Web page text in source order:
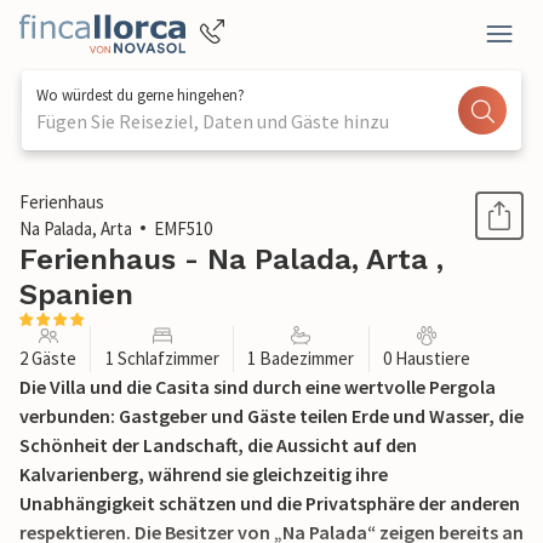
Wo würdest du gerne hingehen?
Fügen Sie Reiseziel, Daten und Gäste hinzu
1 / 42
Ferienhaus
Na Palada, Arta
EMF510
Ferienhaus - Na Palada, Arta ,
Spanien
2 Gäste 1 Schlafzimmer 1 Badezimmer 0 Haustiere
Die Villa und die Casita sind durch eine wertvolle Pergola
verbunden: Gastgeber und Gäste teilen Erde und Wasser, die
Schönheit der Landschaft, die Aussicht auf den
Kalvarienberg, während sie gleichzeitig ihre
Unabhängigkeit schätzen und die Privatsphäre der anderen
respektieren. Die Besitzer von „Na Palada“ zeigen bereits an